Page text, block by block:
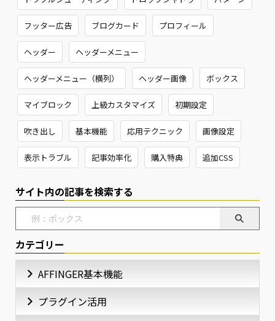
フッター広告 ブログカード プロフィール
ヘッダー ヘッダーメニュー
ヘッダーメニュー（横列） ヘッダー画像 ボックス
マイブロック 上級カスタマイズ 初期設定
吹き出し 基本機能 応用テクニック 画像設定
表示トラブル 記事効率化 購入特典 追加CSS
サイト内の記事を検索する
カテゴリー
AFFINGER基本機能
プラグイン活用